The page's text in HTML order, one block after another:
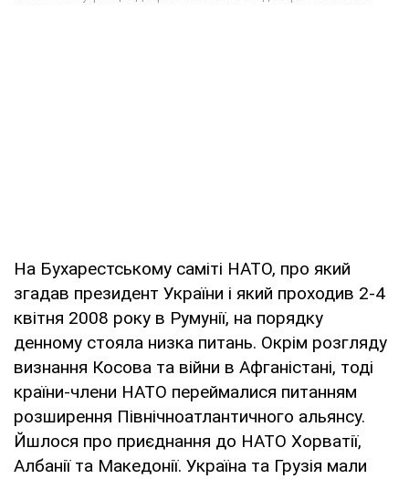
На Бухарестському саміті НАТО, про який
згадав президент України і який проходив 2-4
квітня 2008 року в Румунії, на порядку
денному стояла низка питань. Окрім розгляду
визнання Косова та війни в Афганістані, тоді
країни-члени НАТО переймалися питанням
розширення Північноатлантичного альянсу.
Йшлося про приєднання до НАТО Хорватії,
Албанії та Македонії. Україна та Грузія мали